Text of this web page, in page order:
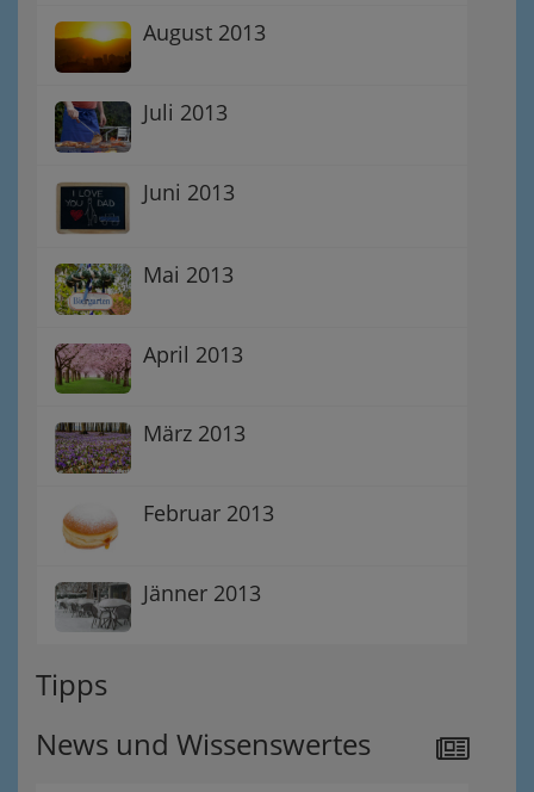
August 2013
Juli 2013
Juni 2013
Mai 2013
April 2013
März 2013
Februar 2013
Jänner 2013
Tipps
News und Wissenswertes